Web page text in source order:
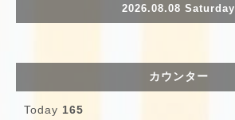
2026.08.08 Saturday
カウンター
Today 165